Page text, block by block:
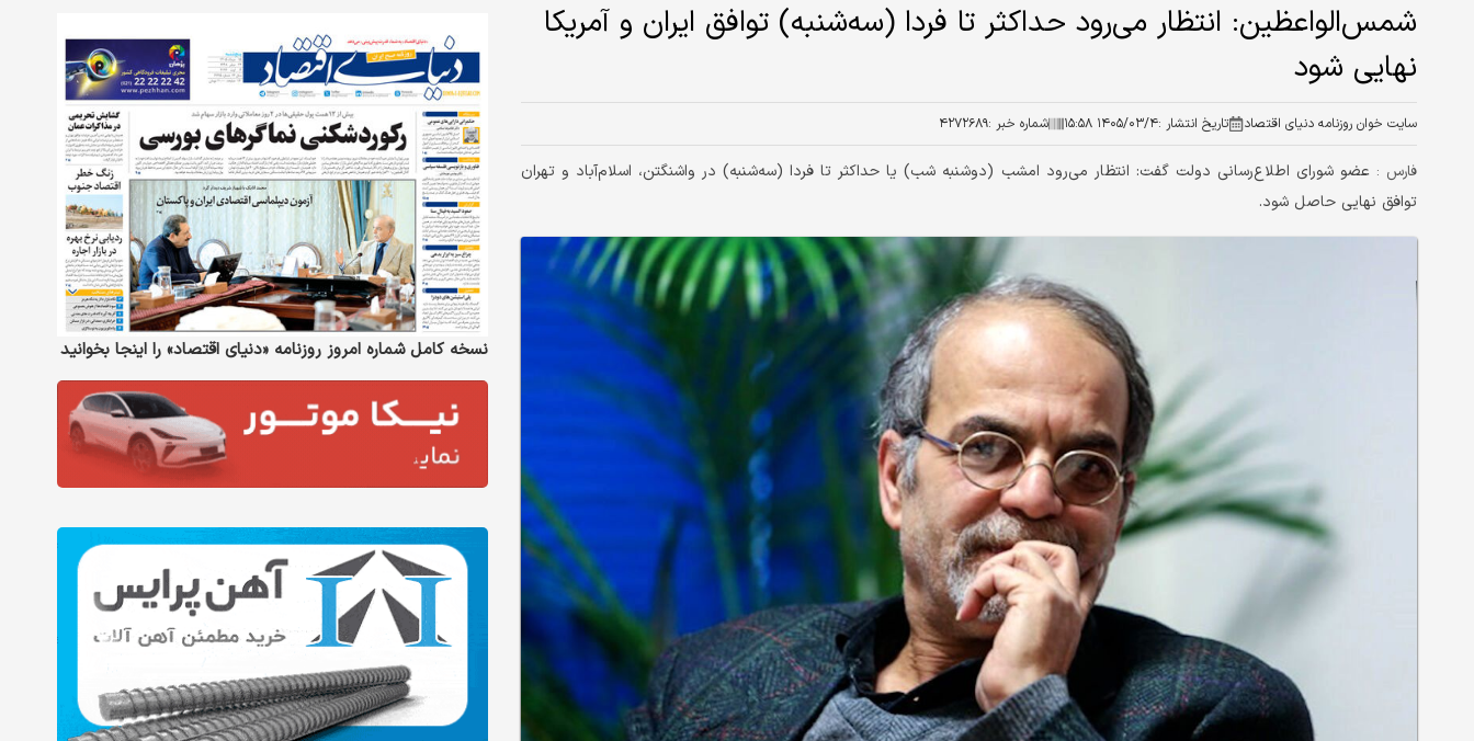
شمس‌الواعظین: انتظار می‌رود حداکثر تا فردا (سه‌شنبه) توافق ایران و آمریکا
نهایی شود
سایت خوان روزنامه دنیای اقتصاد تاریخ انتشار :۱۴۰۵/۰۳/۴ ۱۵:۵۸ شماره خبر :۴۲۷۲۶۸۹
فارس : عضو شورای اطلاع‌رسانی دولت گفت: انتظار می‌رود امشب (دوشنبه شب) یا حداکثر تا فردا (سه‌شنبه) در واشنگتن، اسلام‌آباد و تهران
توافق نهایی حاصل شود.
نسخه کامل شماره امروز روزنامه «دنیای‌ اقتصاد» را اینجا بخوانید